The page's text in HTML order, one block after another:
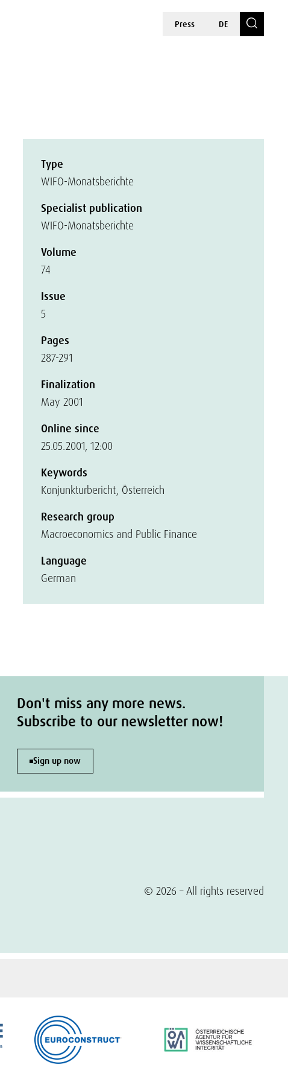
Press DE
Type
WIFO-Monatsberichte
Specialist publication
WIFO-Monatsberichte
Volume
74
Issue
5
Pages
287-291
Finalization
May 2001
Online since
25.05.2001, 12:00
Keywords
Konjunkturbericht, Österreich
Research group
Macroeconomics and Public Finance
Language
German
Don't miss any more news.
Subscribe to our newsletter now!
Sign up now
© 2026 – All rights reserved